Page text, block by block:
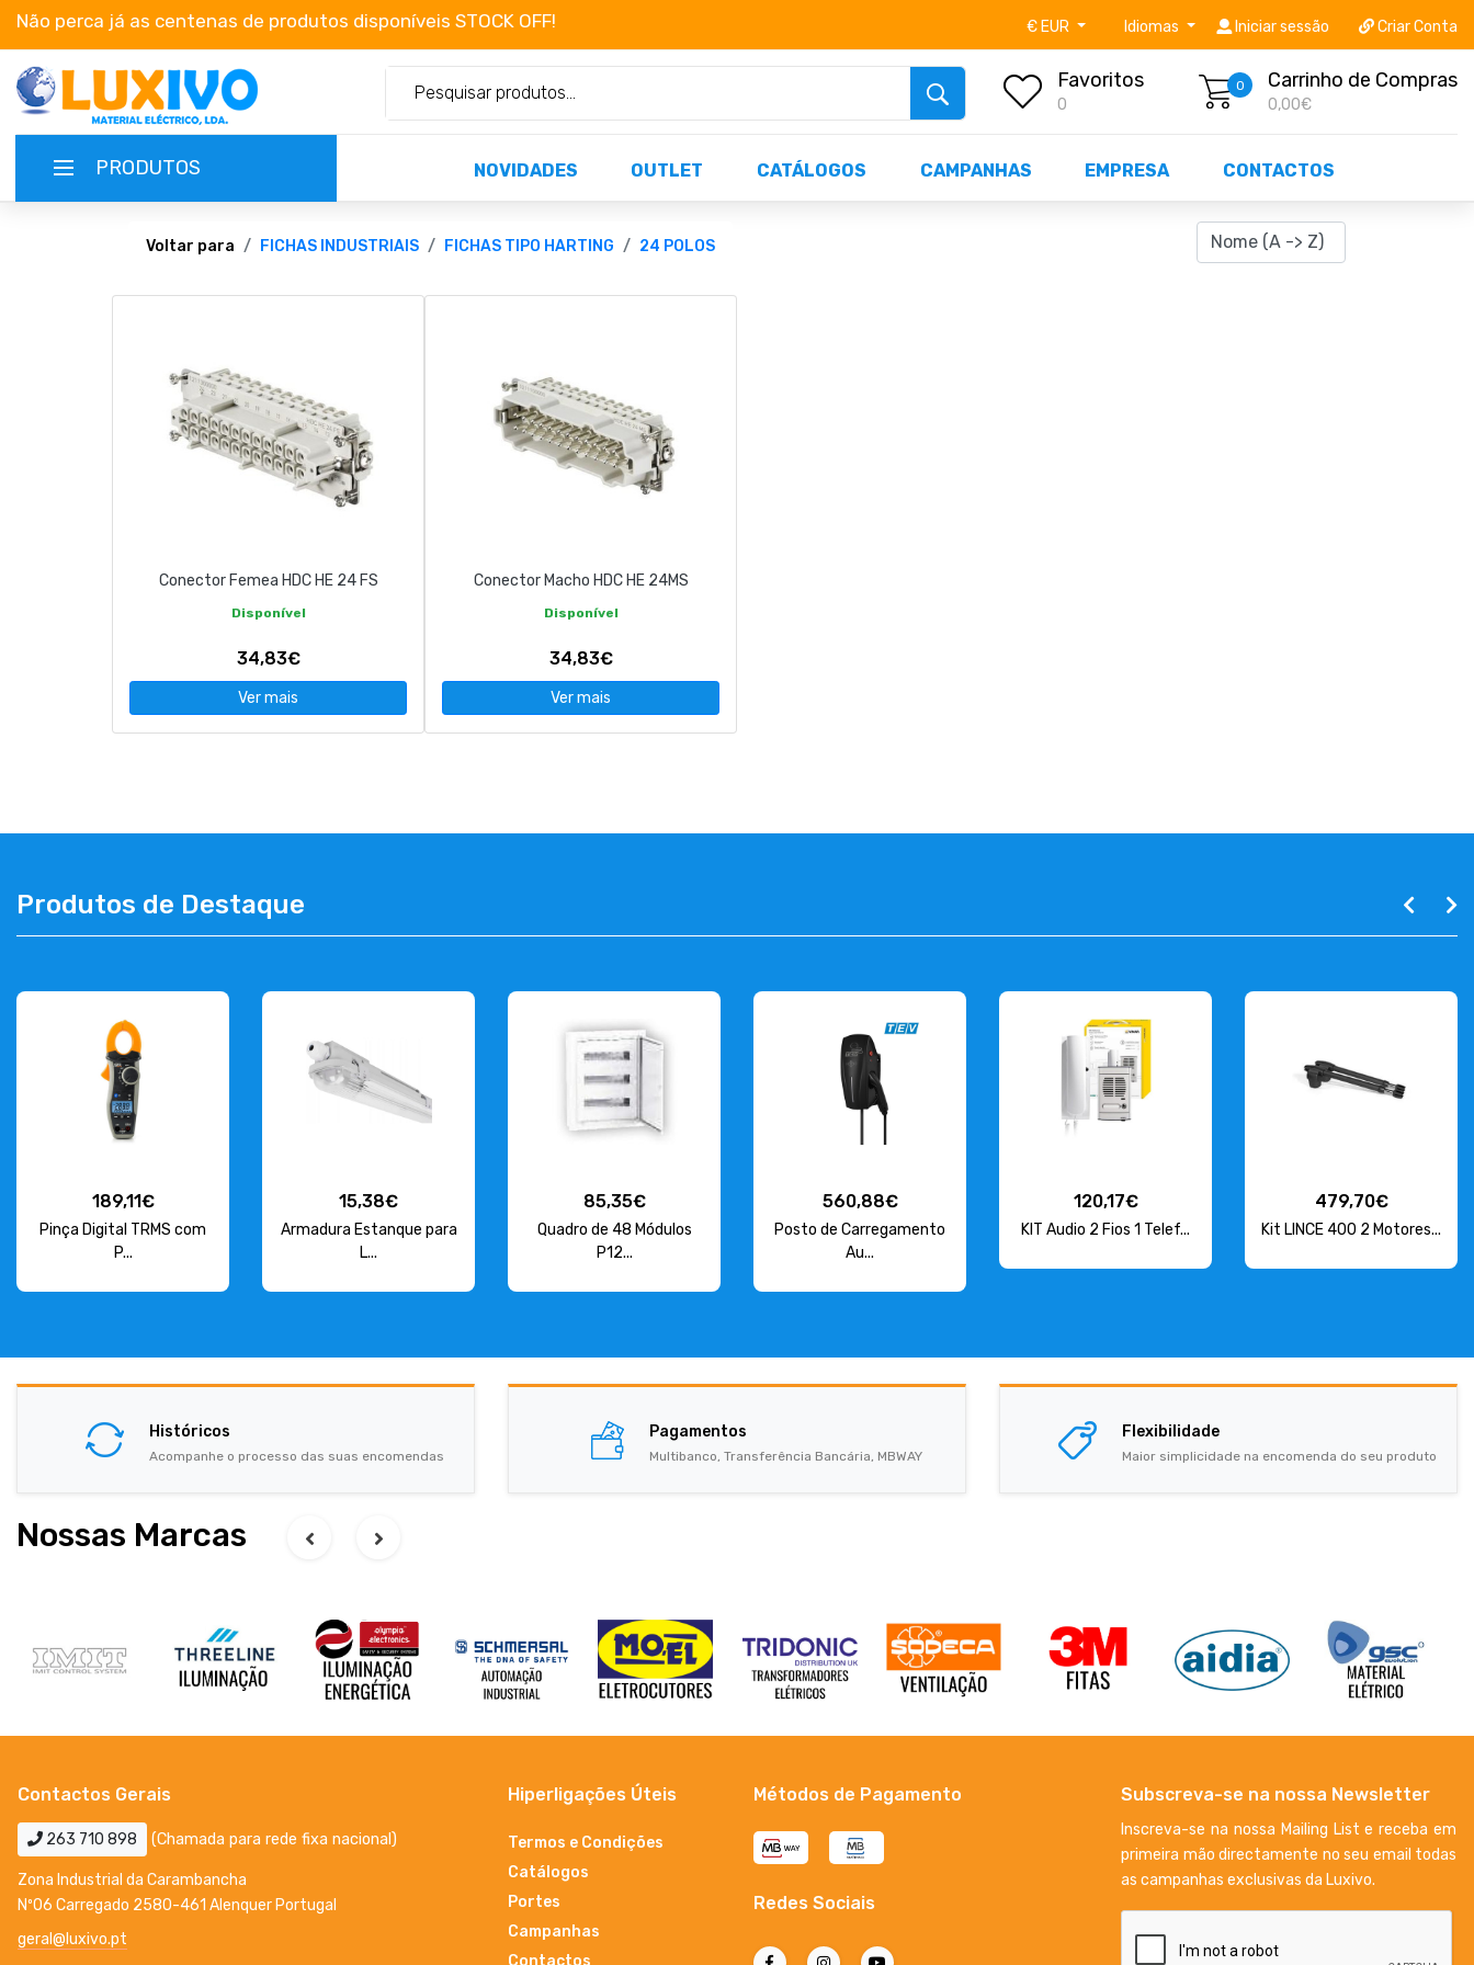
Não perca já as centenas de produtos disponíveis STOCK OFF! Não perca já as centenas de produtos disponíveis STOCK OFF! Não perca já as centenas de
€ EUR Idiomas Iniciar sessão Criar Conta
Favoritos
0
0 Carrinho de Compras
0,00€
PRODUTOS NOVIDADES OUTLET CATÁLOGOS CAMPANHAS EMPRESA CONTACTOS
TERMOS E CONDIÇÕES
geral@luxivo.pt
Voltar para FICHAS INDUSTRIAIS FICHAS TIPO HARTING 24 POLOS
Conector Femea HDC HE 24 FS
Disponível
34,83€
Ver mais
Conector Macho HDC HE 24MS
Disponível
34,83€
Ver mais
Produtos de Destaque
189,11€
Pinça Digital TRMS com
P...
15,38€
Armadura Estanque para
L...
85,35€
Quadro de 48 Módulos
P12...
560,88€
Posto de Carregamento
Au...
120,17€
KIT Audio 2 Fios 1 Telef...
479,70€
Kit LINCE 400 2 Motores...
Históricos
Acompanhe o processo das suas encomendas
Pagamentos
Multibanco, Transferência Bancária, MBWAY
Flexibilidade
Maior simplicidade na encomenda do seu produto
Nossas Marcas
Contactos Gerais
263 710 898 (Chamada para rede fixa nacional)
Zona Industrial da Carambancha
Nº06 Carregado 2580-461 Alenquer Portugal
geral@luxivo.pt
Hiperligações Úteis
Termos e Condições
Catálogos
Portes
Campanhas
Contactos
Métodos de Pagamento
Redes Sociais
Subscreva-se na nossa Newsletter
Inscreva-se na nossa Mailing List e receba em
primeira mão directamente no seu email todas
as campanhas exclusivas da Luxivo.